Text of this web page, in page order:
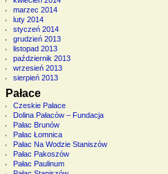
marzec 2014
luty 2014
styczeń 2014
grudzień 2013
listopad 2013
październik 2013
wrzesień 2013
sierpień 2013
Pałace
Czeskie Pałace
Dolina Pałaców – Fundacja
Pałac Brunów
Pałac Łomnica
Pałac Na Wodzie Staniszów
Pałac Pakoszów
Pałac Paulinum